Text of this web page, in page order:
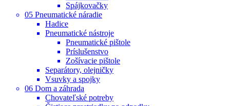
Spájkovačky
05 Pneumatické náradie
Hadice
Pneumatické nástroje
Pneumatické pištole
Príslušenstvo
Zošívacie pištole
Separátory, olejničky
Vsuvky a spojky
06 Dom a záhrada
Chovateľské potreby